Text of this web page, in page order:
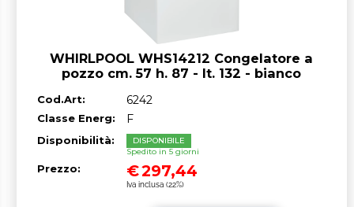
WHIRLPOOL WHS14212 Congelatore a
pozzo cm. 57 h. 87 - lt. 132 - bianco
Cod.Art: 6242
Classe Energ: F
Disponibilità:
DISPONIBILE
Spedito in 5 giorni
Prezzo: €297,44
Iva inclusa (22%)